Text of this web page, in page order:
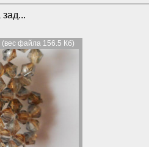
файла 156.5 Кб)